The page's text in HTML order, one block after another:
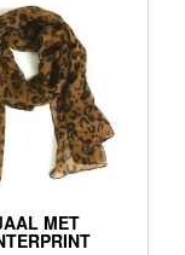
MET